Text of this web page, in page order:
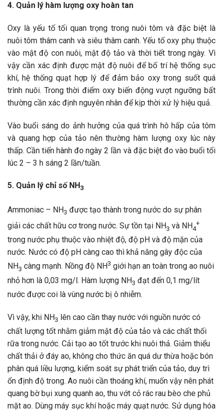
4. Quản lý hàm lượng oxy hoàn tan
Oxy là yếu tố tối quan trọng trong nuôi tôm và đặc biệt là
nuôi tôm thâm canh và siêu thâm canh. Yếu tố oxy phụ thuộc
vào mật độ con nuôi, mật độ tảo và thời tiết trong ngày. Vì
vậy cần xác định được mật độ nuôi để bố trí hệ thống sục
khí, hệ thống quạt hợp lý để đảm bảo oxy trong suốt quá
trình nuôi. Trong thời điểm oxy biến động vượt ngưỡng bất
thường cần xác định nguyên nhân để kịp thời xử lý hiệu quả.
Vào buổi sáng do ảnh hưởng của quá trình hô hấp của tôm
và quang hợp của tảo nên thường hàm lượng oxy lúc này
thấp. Cần tiến hành đo ngày 2 lần và đặc biệt đo vào buổi tối
lúc 2 – 3 h sáng 2 lần/tuần.
5. Quản lý chỉ số NH 3
Ammoniac – NH3 được tạo thành trong nước do sự phân
giải các chất hữu cơ trong nước. Sự tồn tại NH3 và NH4
+
trong nước phụ thuộc vào nhiệt độ, độ pH và độ mặn của
nước. Nước có độ pH càng cao thì khả năng gây độc của
NH3 càng mạnh. Nồng độ NH3 giới hạn an toàn trong ao nuôi
nhỏ hơn là 0,03 mg/l. Hàm lượng NH3 đạt đến 0,1 mg/lít
nước được coi là vùng nước bị ô nhiễm.
Vì vậy, khi NH3 lên cao cần thay nước với nguồn nước có
chất lượng tốt nhằm giảm mật độ của tảo và các chất thối
rữa trong nước. Cải tạo ao tốt trước khi nuôi thả. Giảm thiểu
chất thải ở đáy ao, không cho thức ăn quá dư thừa hoặc bón
phân quá liều lượng, kiểm soát sự phát triển của tảo, duy trì
ổn định độ trong. Ao nuôi cần thoáng khí, muốn vậy nên phát
quang bờ bụi xung quanh ao, thu vớt cỏ rác rau bèo che phủ
mặt ao. Dùng máy sục khí hoặc máy quạt nước. Sử dụng hóa